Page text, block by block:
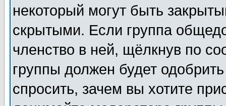
некоторый могут быть
скрытыми. Если группа
членство в ней, щёлкнув по
группы должен будет
спросить, зачем вы хотите